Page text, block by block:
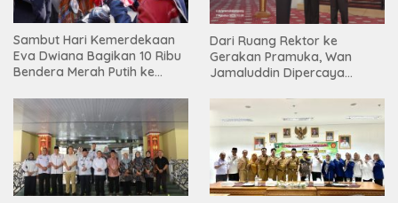
Sambut Hari Kemerdekaan
Eva Dwiana Bagikan 10 Ribu
Bendera Merah Putih ke
Dari Ruang Rektor ke
Gerakan Pramuka, Wan
Jamaluddin Dipercaya